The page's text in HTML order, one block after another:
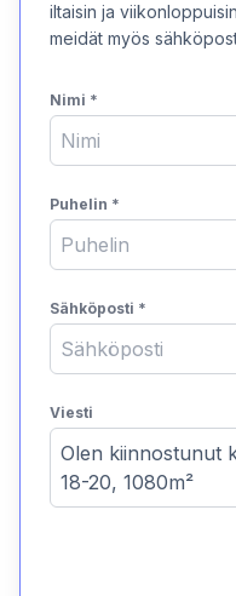
iltaisin ja
meidät myös
Nimi *
Puhelin *
Sähköposti *
Viesti